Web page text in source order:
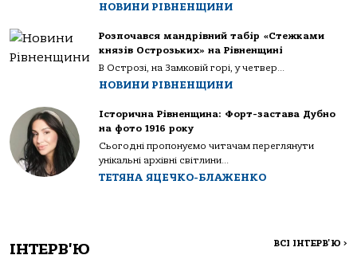
НОВИНИ РІВНЕНЩИНИ
Розпочався мандрівний табір «Стежками
князів Острозьких» на Рівненщині
В Острозі, на Замковій горі, у четвер...
НОВИНИ РІВНЕНЩИНИ
Історична Рівненщина: Форт-застава Дубно
на фото 1916 року
Сьогодні пропонуємо читачам переглянути
унікальні архівні світлини...
ТЕТЯНА ЯЦЕЧКО-БЛАЖЕНКО
ІНТЕРВ'Ю ВСІ ІНТЕРВ'Ю >